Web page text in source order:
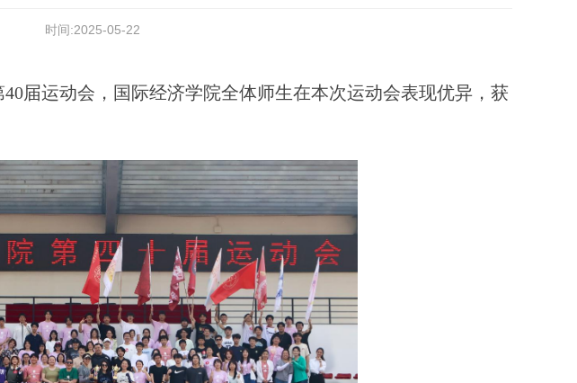
时间:2025-05-22
届运动会，国际经济学院全体师生在本次运动会表现优异，获